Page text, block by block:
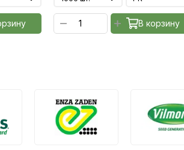
В корзину